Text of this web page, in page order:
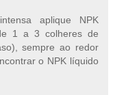
aplique NPK
1 a 3 colheres de
sempre ao redor
o NPK líquido